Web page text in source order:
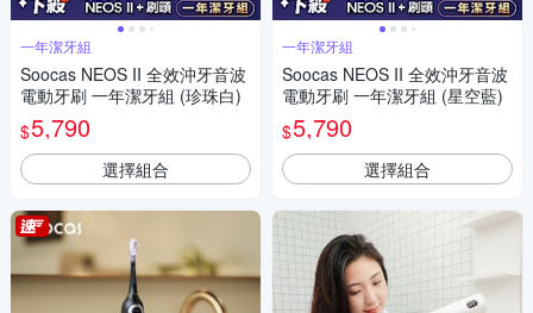
一年潔牙組
Soocas NEOS II 全效沖牙音波
電動牙刷 一年潔牙組 (珍珠白)
$5,790
選擇組合
一年潔牙組
Soocas NEOS II 全效沖牙音波
電動牙刷 一年潔牙組 (星空藍)
$5,790
選擇組合